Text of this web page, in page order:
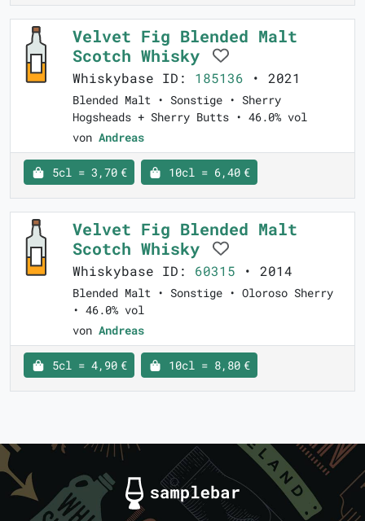
Velvet Fig Blended Malt
Scotch Whisky
Whiskybase ID: 185136 • 2021
Blended Malt • Sonstige • Sherry
Hogsheads + Sherry Butts • 46.0% vol
von Andreas
5cl = 3,70 € 10cl = 6,40 €
Velvet Fig Blended Malt
Scotch Whisky
Whiskybase ID: 60315 • 2014
Blended Malt • Sonstige • Oloroso Sherry
• 46.0% vol
von Andreas
5cl = 4,90 € 10cl = 8,80 €